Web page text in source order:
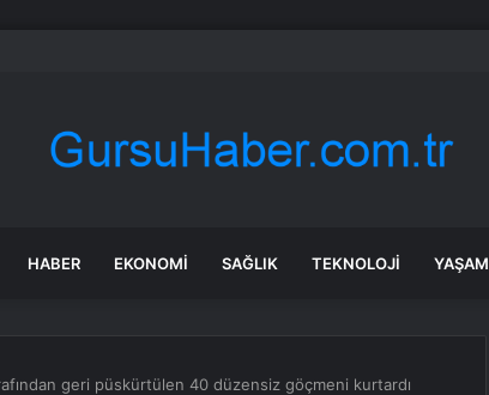
Cezaevi Hafıza Müzesi oluyor
HABER EKONOMI SAĞLIK TEKNOLOJI YAŞAM
geri püskürtülen 40 düzensiz göçmeni kurtardı